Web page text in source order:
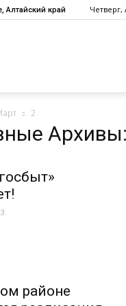
Алтайский край Четверг,
2
районе